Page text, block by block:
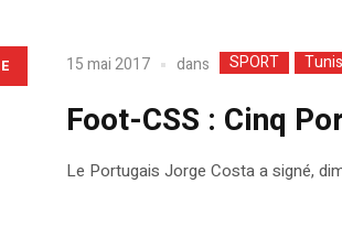
15 mai 2017 dans SPORT
Foot-CSS : Cinq
Le Portugais Jorge Costa a signé,